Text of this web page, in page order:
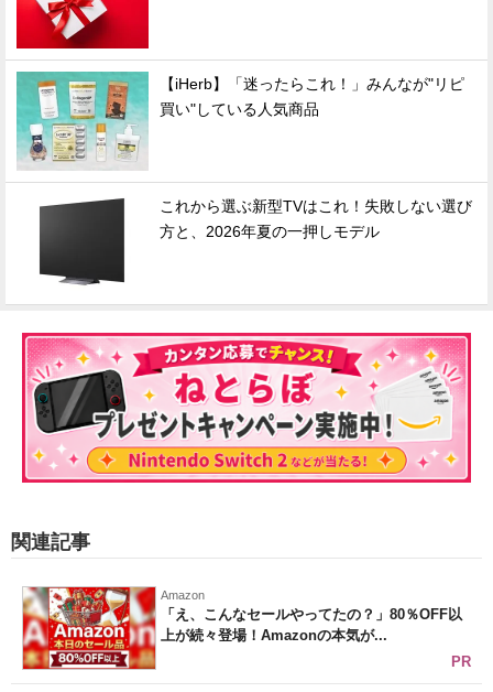
【iHerb】「迷ったらこれ！」みんなが"リピ
買い"している人気商品
これから選ぶ新型TVはこれ！失敗しない選び
方と、2026年夏の一押しモデル
関連記事
Amazon
「え、こんなセールやってたの？」80％OFF以
上が続々登場！Amazonの本気が...
PR